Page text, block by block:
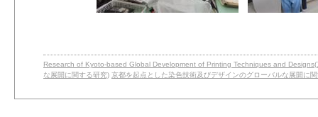
Research of Kyoto-based Global Development of Printing Techniques and Designs(
な展開に関する研究) 京都を起点とした染色技術及びデザインのグローバルな展開に